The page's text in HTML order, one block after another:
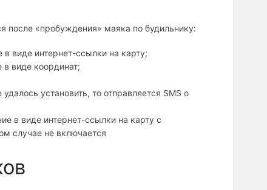
после «пробуждения» маяка по будильнику:
виде интернет-ссылки на карту;
виде координат;
установить, то отправляется SMS о
в виде интернет-ссылки на карту с
случае не включается